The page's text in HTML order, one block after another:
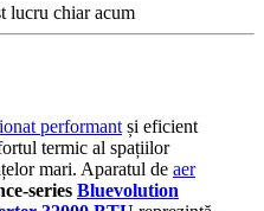
lucru chiar acum
performant și eficient
termic al spațiilor
mari. Aparatul de aer
series Bluevolution